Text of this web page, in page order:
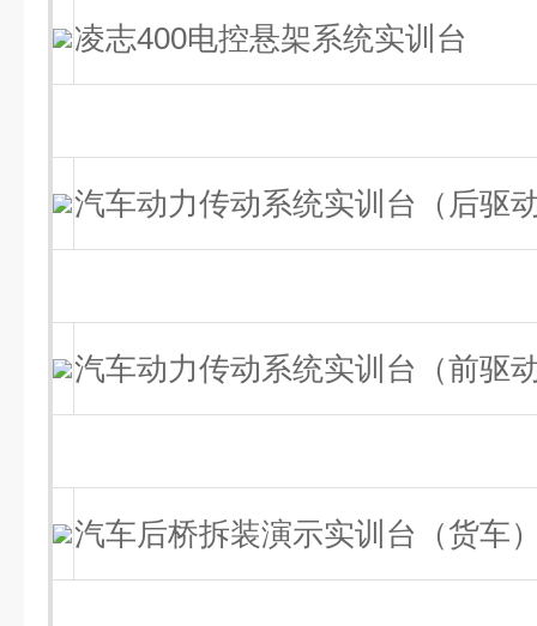
凌志400电控悬架系统实训台
汽车动力传动系统实训台（后驱
汽车动力传动系统实训台（前驱
汽车后桥拆装演示实训台（货车